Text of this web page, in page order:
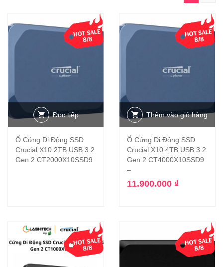
Đọc tiếp
Ổ Cứng Di Động SSD
Crucial X10 2TB USB 3.2
Gen 2 CT2000X10SSD9
Thêm vào giỏ hàng
Ổ Cứng Di Động SSD
Crucial X10 4TB USB 3.2
Gen 2 CT4000X10SSD9
–
11.900.000 ₫